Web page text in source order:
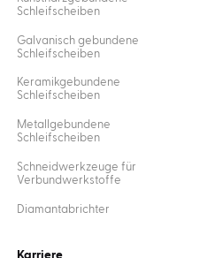
Schleifscheiben
Galvanisch gebundene
Schleifscheiben
Keramikgebundene
Schleifscheiben
Metallgebundene
Schleifscheiben
Schneidwerkzeuge für
Verbundwerkstoffe
Diamantabrichter
Karriere